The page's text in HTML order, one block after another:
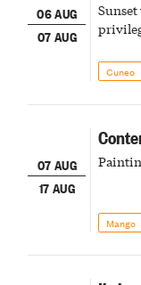
06 AUG
07 AUG
Cuneo
07 AUG
17 AUG
Mango